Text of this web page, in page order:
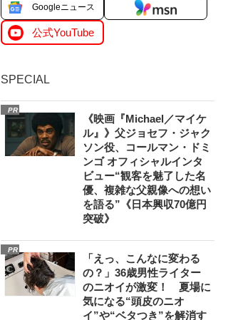
Googleニュース
公式YouTube
SPECIAL
PR
《映画『Michael／マイケ
ル』》父ジョセフ・ジャク
ソン役、コールマン・ドミ
ンゴ オフィシャルインタ
ビュー“観客を魅了した名
優、複雑な父親像への想い
を語る”《日本興収70億円
突破》
PR
「えっ、こんなに変わる
の？」36歳男性ライター
のニオイが激変！ 夏場に
気になる“頭皮のニオ
イ”や“ベタつき”を解消す